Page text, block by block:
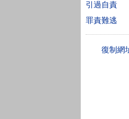
引過自責
罪責難逃